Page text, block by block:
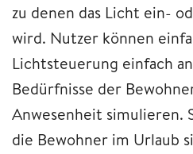
zu denen das Licht ein-
wird. Nutzer können
Lichtsteuerung einfach
Bedürfnisse der
Anwesenheit simulieren.
die Bewohner im Urlaub